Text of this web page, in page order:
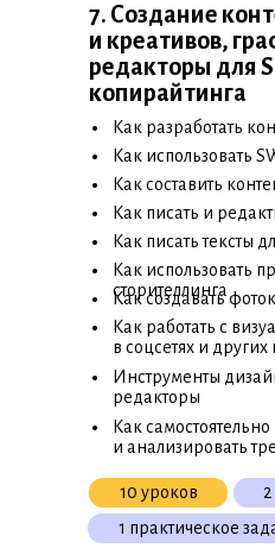
7. Создание
и креативов,
редакторы для
копирайтинга
Как разработать
•
Как использовать
•
Как составить
•
10 уроков
Как писать и
•
Как писать тексты
•
Как использовать
сторителлинга
•
Как создавать
•
Как работать с
в соцсетях и
•
Инструменты
редакторы
•
Как
и анализировать
•
1 практическое